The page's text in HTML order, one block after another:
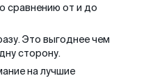
сравнению от и до
Это выгоднее чем
сторону.
на лучшие